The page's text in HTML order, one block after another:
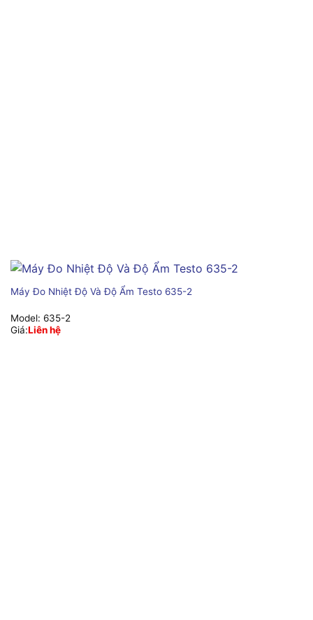
Máy Đo Nhiệt Độ Và Độ Ẩm Testo 635-2
Model: 635-2
Giá:Liên hệ